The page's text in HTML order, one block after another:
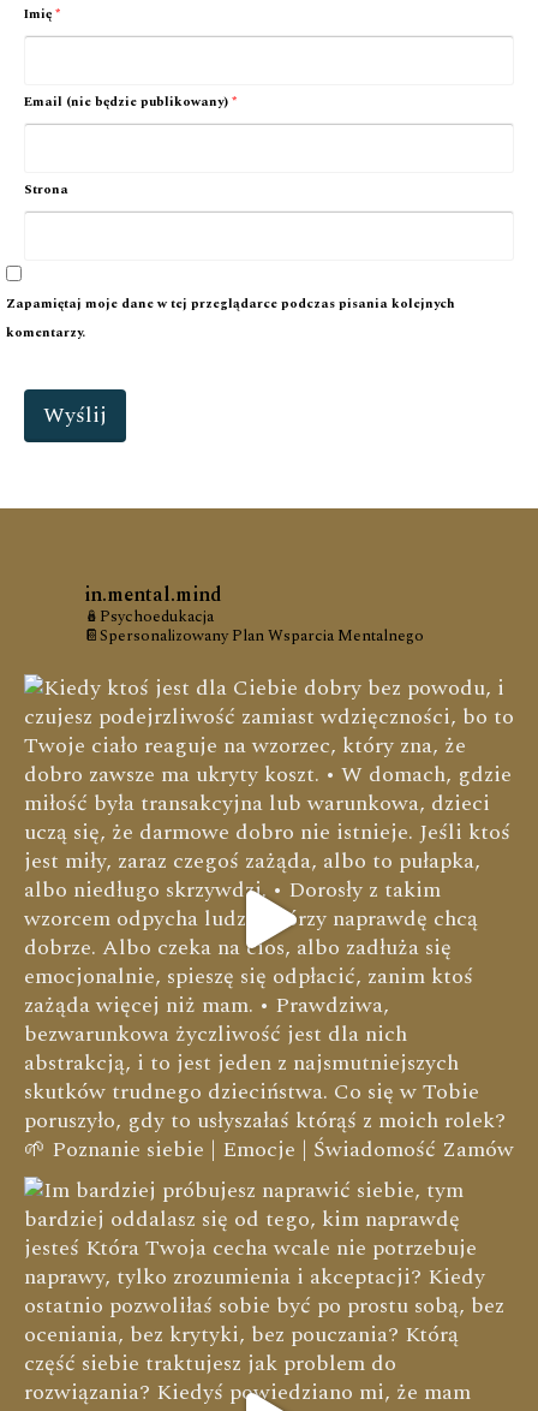
Imię*
Email (nie będzie publikowany)*
Strona
Zapamiętaj moje dane w tej przeglądarce podczas pisania kolejnych
komentarzy.
in.mental.mind
🪆Psychoedukacja
📔Spersonalizowany Plan Wsparcia Mentalnego